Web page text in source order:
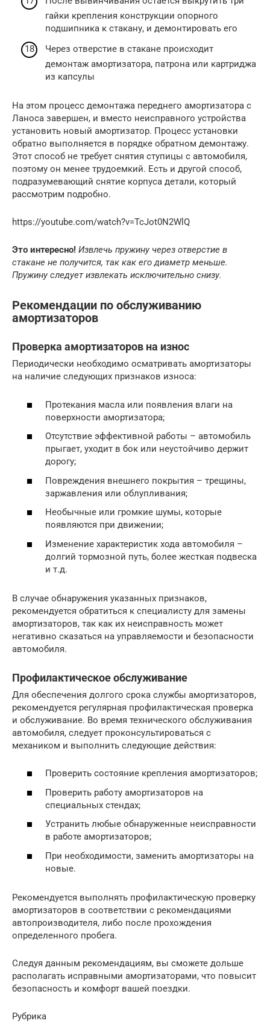
гайки крепления конструкции опорного
подшипника к стакану, и демонтировать его
Через отверстие в стакане происходит
демонтаж амортизатора, патрона или картриджа
из капсулы
На этом процесс демонтажа переднего амортизатора с
Ланоса завершен, и вместо неисправного устройства
установить новый амортизатор. Процесс установки
обратно выполняется в порядке обратном демонтажу.
Этот способ не требует снятия ступицы с автомобиля,
поэтому он менее трудоемкий. Есть и другой способ,
подразумевающий снятие корпуса детали, который
рассмотрим подробно.
https://youtube.com/watch?v=TcJot0N2WlQ
Это интересно! Извлечь пружину через отверстие в
стакане не получится, так как его диаметр меньше.
Пружину следует извлекать исключительно снизу.
Рекомендации по обслуживанию
амортизаторов
Проверка амортизаторов на износ
Периодически необходимо осматривать амортизаторы
на наличие следующих признаков износа:
Протекания масла или появления влаги на
поверхности амортизатора;
Отсутствие эффективной работы – автомобиль
прыгает, уходит в бок или неустойчиво держит
дорогу;
Повреждения внешнего покрытия – трещины,
заржавления или облупливания;
Необычные или громкие шумы, которые
появляются при движении;
Изменение характеристик хода автомобиля –
долгий тормозной путь, более жесткая подвеска
и т.д.
В случае обнаружения указанных признаков,
рекомендуется обратиться к специалисту для замены
амортизаторов, так как их неисправность может
негативно сказаться на управляемости и безопасности
автомобиля.
Профилактическое обслуживание
Для обеспечения долгого срока службы амортизаторов,
рекомендуется регулярная профилактическая проверка
и обслуживание. Во время технического обслуживания
автомобиля, следует проконсультироваться с
механиком и выполнить следующие действия:
Проверить состояние крепления амортизаторов;
Проверить работу амортизаторов на
специальных стендах;
Устранить любые обнаруженные неисправности
в работе амортизаторов;
При необходимости, заменить амортизаторы на
новые.
Рекомендуется выполнять профилактическую проверку
амортизаторов в соответствии с рекомендациями
автопроизводителя, либо после прохождения
определенного пробега.
Следуя данным рекомендациям, вы сможете дольше
располагать исправными амортизаторами, что повысит
безопасность и комфорт вашей поездки.
Рубрика